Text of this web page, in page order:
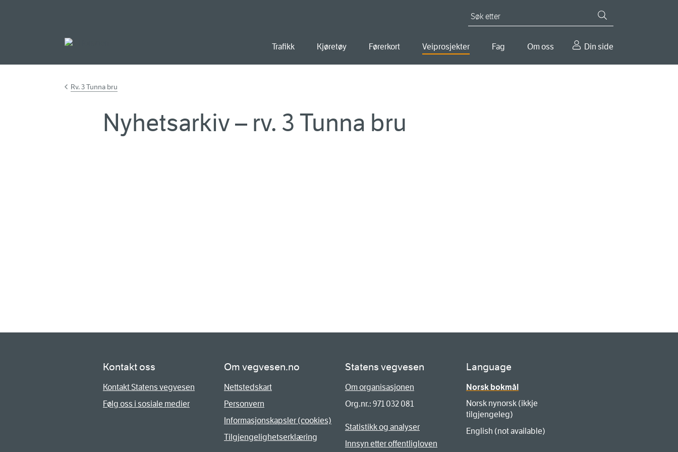
Trafikk Kjøretøy Førerkort Veiprosjekter Fag Om oss Din side
Rv. 3 Tunna bru
Nyhetsarkiv – rv. 3 Tunna bru
Kontakt oss
Kontakt Statens vegvesen
Følg oss i sosiale medier
Om vegvesen.no
Nettstedskart
Personvern
Informasjonskapsler (cookies)
Tilgjengelighetserklæring
Statens vegvesen
Om organisasjonen
Org.nr.: 971 032 081
Statistikk og analyser
Innsyn etter offentligloven
Language
Norsk bokmål
Norsk nynorsk (ikkje
tilgjengeleg)
English (not available)